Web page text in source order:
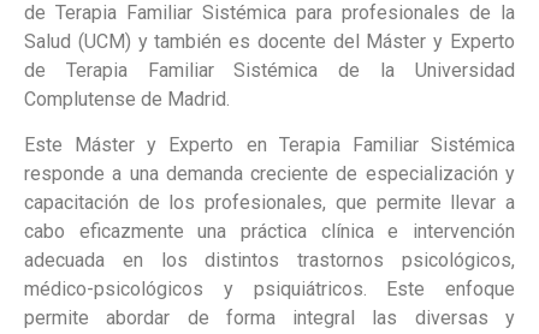
de Terapia Familiar Sistémica para profesionales de la
Salud (UCM) y también es docente del Máster y Experto
de Terapia Familiar Sistémica de la Universidad
Complutense de Madrid.
Este Máster y Experto en Terapia Familiar Sistémica
responde a una demanda creciente de especialización y
capacitación de los profesionales, que permite llevar a
cabo eficazmente una práctica clínica e intervención
adecuada en los distintos trastornos psicológicos,
médico-psicológicos y psiquiátricos. Este enfoque
permite abordar de forma integral las diversas y